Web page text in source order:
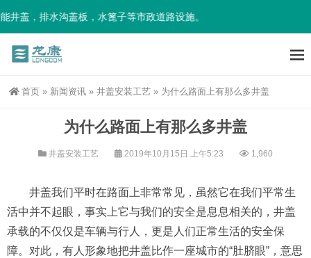
盖，排水沟盖板，水篦子等市政道路设施。
首页 » 新闻资讯 » 井盖安装工艺 » 为什么路面上有那么多井盖
为什么路面上有那么多井盖
井盖安装工艺 2019年10月15日 上午5:23 1,960
井盖我们平时在路面上非常常见，虽然它在我们平常生
活中并不起眼，事实上它与我们的安全是息息相关的，井盖
承载的不仅仅是车辆与行人，更是人们正常生活的安全保
障。对此，有人形象地把井盖比作一座城市的“肚脐眼”，意思